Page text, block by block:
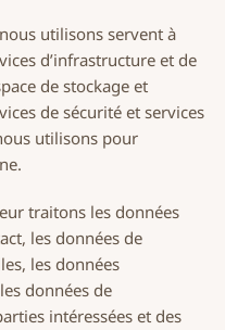
utilisons servent à
d’infrastructure et de
de stockage et
de sécurité et services
utilisons pour
traitons les données
les données de
les données
données de
intéressées et des